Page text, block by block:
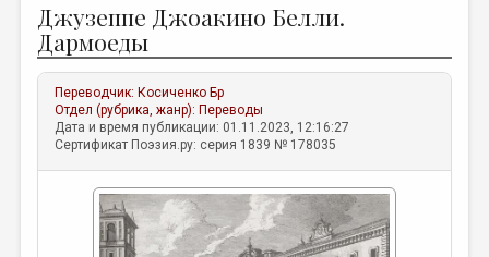
ЖАНРЫ
АВТОРЫ
КОММЕНТАРИИ
ЛИТСАЛОН
ПРАВИЛА САЙТА
Джузеппе Джоакино Белли.
Дармоеды
Переводчик: Косиченко Бр
Отдел (рубрика, жанр): Переводы
Дата и время публикации: 01.11.2023, 12:16:27
Сертификат Поэзия.ру: серия 1839 № 178035